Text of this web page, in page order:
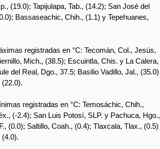
(19.0); Tapijulapa, Tab., (14.2); San José del
Bassaseachic, Chih., (1.1) y Tepehuanes,
registradas en °C: Tecomán, Col., Jesús,
Mich., (38.5); Escuintla, Chis. y La Calera,
del Real, Dgo., 37.5; Basilio Vadillo, Jal., (35.0)
(22.0).
registradas en °C: Temosáchic, Chih.,
(-2.4); San Luis Potosí, SLP. y Pachuca, Hgo.,
(0.0); Saltillo, Coah., (0.4); Tlaxcala, Tlax., (0.5)
(4.0).